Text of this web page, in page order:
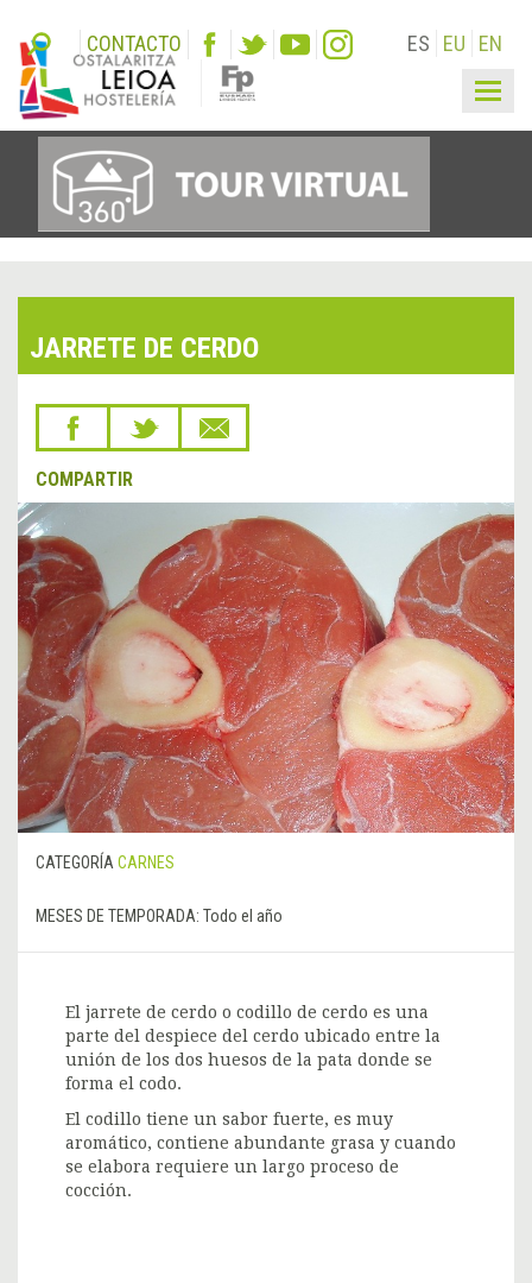
CONTACTO ES EU EN
JARRETE DE CERDO
COMPARTIR
CATEGORÍACARNES
MESES DE TEMPORADA: Todo el año
El jarrete de cerdo o codillo de cerdo es una
parte del despiece del cerdo ubicado entre la
unión de los dos huesos de la pata donde se
forma el codo.
El codillo tiene un sabor fuerte, es muy
aromático, contiene abundante grasa y cuando
se elabora requiere un largo proceso de
cocción.